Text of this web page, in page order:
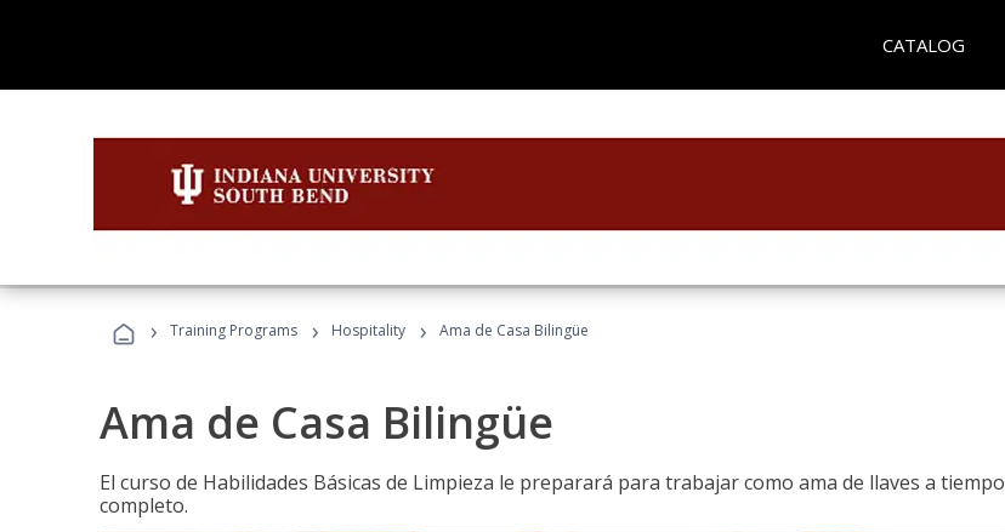
CATALOG
› Training Programs › Hospitality › Ama de Casa Bilingüe
Ama de Casa Bilingüe
El curso de Habilidades Básicas de Limpieza le preparará para trabajar como ama de llaves a tiempo
completo.